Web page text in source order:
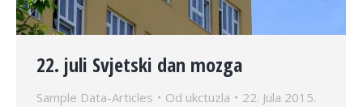
22. juli Svjetski dan mozga
Sample Data-Articles Od ukctuzla 22. Jula 2015.